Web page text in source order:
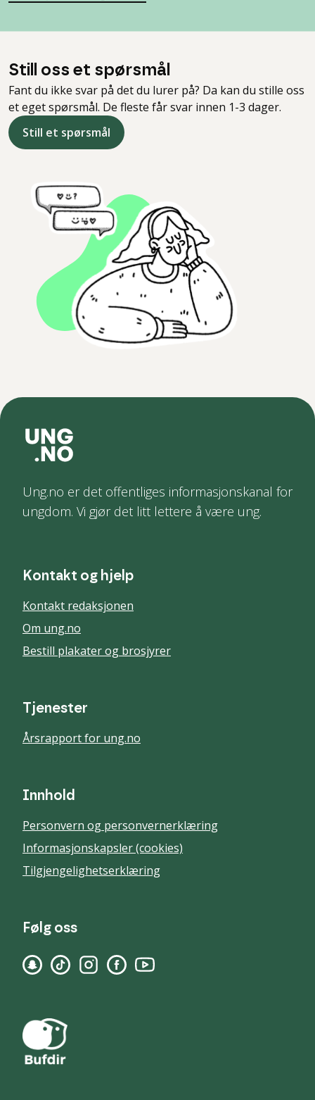
Still oss et spørsmål
Fant du ikke svar på det du lurer på? Da kan du stille oss
et eget spørsmål. De fleste får svar innen 1-3 dager.
Still et spørsmål
Ung.no er det offentliges informasjonskanal for
ungdom. Vi gjør det litt lettere å være ung.
Kontakt og hjelp
Kontakt redaksjonen
Om ung.no
Bestill plakater og brosjyrer
Tjenester
Årsrapport for ung.no
Innhold
Personvern og personvernerklæring
Informasjonskapsler (cookies)
Tilgjengelighetserklæring
Følg oss